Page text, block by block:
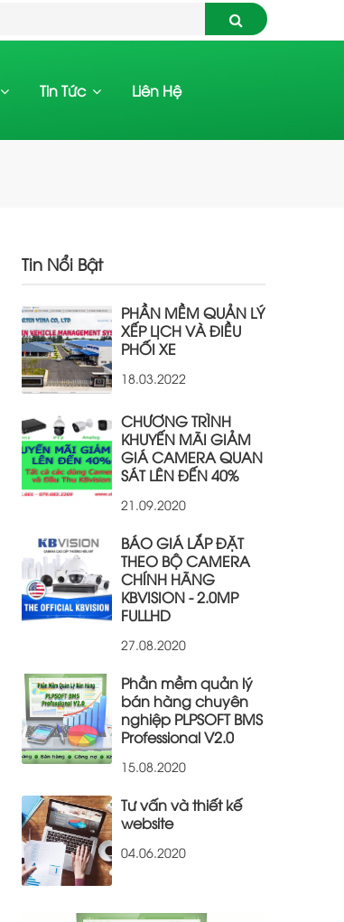
Tin Tức Liên Hệ
Tin Nổi Bật
PHẦN MỀM QUẢN LÝ
XẾP LỊCH VÀ ĐIỀU
PHỐI XE
18.03.2022
CHƯƠNG TRÌNH
KHUYẾN MÃI GIẢM
GIÁ CAMERA QUAN
SÁT LÊN ĐẾN 40%
21.09.2020
BÁO GIÁ LẮP ĐẶT
THEO BỘ CAMERA
CHÍNH HÃNG
KBVISION - 2.0MP
FULLHD
27.08.2020
Phần mềm quản lý
bán hàng chuyên
nghiệp PLPSOFT BMS
Professional V2.0
15.08.2020
Tư vấn và thiết kế
website
04.06.2020